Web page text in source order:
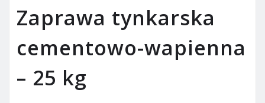
Zaprawa tynkarska
cementowo-wapienna
– 25 kg